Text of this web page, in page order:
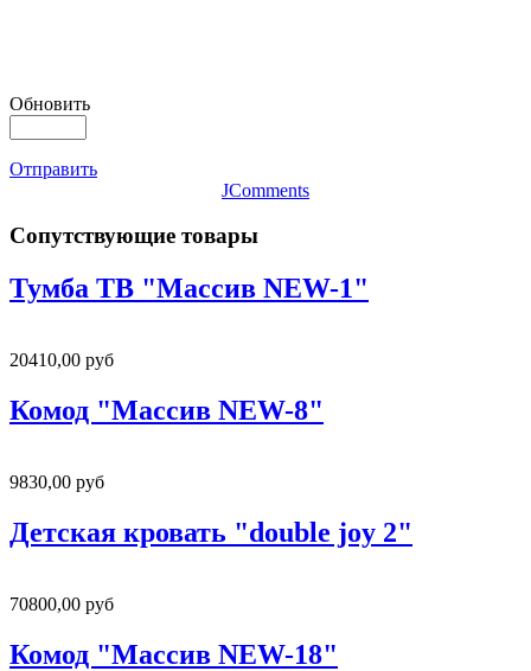
Обновить
Отправить
JComments
Сопутствующие товары
Тумба ТВ "Массив NEW-1"
20410,00 руб
Комод "Массив NEW-8"
9830,00 руб
Детская кровать "double joy 2"
70800,00 руб
Комод "Массив NEW-18"